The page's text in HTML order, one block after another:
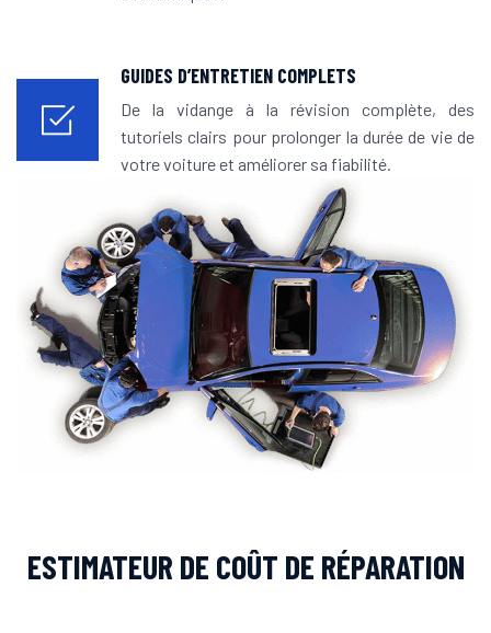
GUIDES D’ENTRETIEN COMPLETS
De la vidange à la révision complète, des
tutoriels clairs pour prolonger la durée de vie de
votre voiture et améliorer sa fiabilité.
ESTIMATEUR DE COÛT DE RÉPARATION